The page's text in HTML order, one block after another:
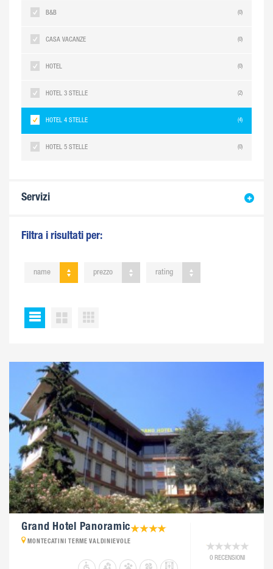
B&B (0)
CASA VACANZE (0)
HOTEL (0)
HOTEL 3 STELLE (2)
HOTEL 4 STELLE (4)
HOTEL 5 STELLE (0)
Servizi
Filtra i risultati per:
name prezzo rating
Grand Hotel Panoramic
MONTECATINI TERME VALDINIEVOLE
0 RECENSIONI